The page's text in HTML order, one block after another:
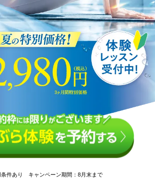
件あり キャンペーン期間：8月末まで